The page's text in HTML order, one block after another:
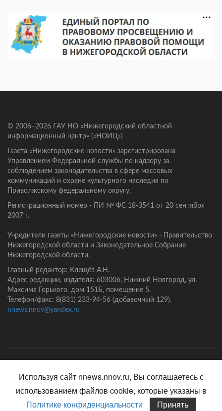
© 2006–2026 ГАУ НО «Нижегородский областной
информационный центр» («НОИЦ»)
Газета «Нижегородские новости» зарегистрирована
Управлением Федеральной службы по надзору за
соблюдением законодательства в сфере массовых
коммуникаций и охране культурного наследия по
Приволжскому федеральному округу.
Регистрационный номер - ПИ № ФС 18-3541 от 20 сентября
2007 г.
Учредители газеты «Нижегородские новости» - Правительство
Нижегородской области и Законодательное Собрание
Нижегородской области.
Главный редактор: Клещёв А.Н.
Адрес редакции, издателя: 603006, Нижний Новгород, ул.
Максима Горького, дом 151Б, помещение 5.
Телефон/факс: 8(831) 233-94-56 (добавочный 129).
nnews.nnov@yandex.ru
Используя сайт nnews.nnov.ru, Вы соглашаетесь с
использованием файлов cookie, которые указаны в
Политике конфиденциальности
Принять